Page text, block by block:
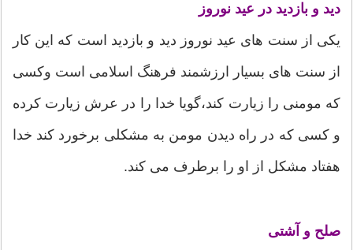
دید و بازدید در عید نوروز
یکی از سنت های عید نوروز دید و بازدید است که این کار
از سنت های بسیار ارزشمند فرهنگ اسلامی است وکسی
که مومنی را زیارت کند،گویا خدا را در عرش زیارت کرده
و کسی که در راه دیدن مومن به مشکلی برخورد کند خدا
هفتاد مشکل از او را برطرف می کند.
صلح و آشتی